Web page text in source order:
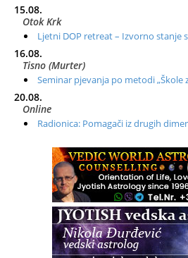
15.08.
Otok Krk
Ljetni DOP retreat – Izvorno stanje
16.08.
Tisno (Murter)
Seminar pjevanja po metodi „Škole
20.08.
Online
Radionica: Pomagači iz drugih
Zagreb+Online
Osnovni ThetaHealing® tečaj,
Zagreb
Osnovna radionica za izscjeljivanje
Healing course)